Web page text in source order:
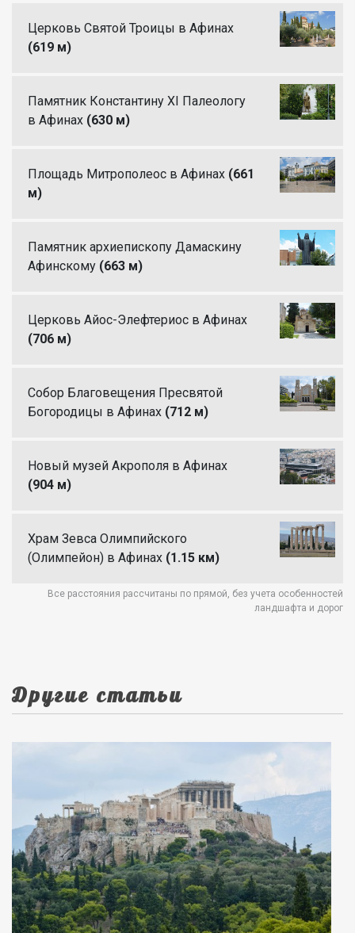
Церковь Святой Троицы в Афинах
(619 м)
Памятник Константину XI Палеологу
в Афинах (630 м)
Площадь Митрополеос в Афинах (661
м)
Памятник архиепископу Дамаскину
Афинскому (663 м)
Церковь Айос-Элефтериос в Афинах
(706 м)
Собор Благовещения Пресвятой
Богородицы в Афинах (712 м)
Новый музей Акрополя в Афинах
(904 м)
Храм Зевса Олимпийского
(Олимпейон) в Афинах (1.15 км)
Все расстояния рассчитаны по прямой, без учета особенностей
ландшафта и дорог
Другие статьи